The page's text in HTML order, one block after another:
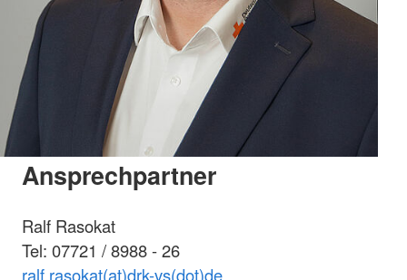
Ansprechpartner
Ralf Rasokat
Tel: 07721 / 8988 - 26
ralf.rasokat(at)drk-vs(dot)de